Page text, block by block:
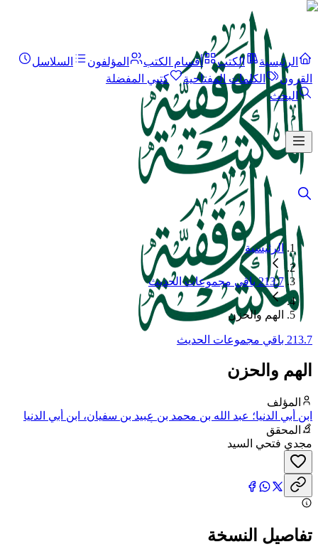
الرئيسية الكتب أقسام الكتب المؤلفون
السلاسل
القرون
الكلمات المفتاحية
كتبي المفضلة
البحث
الرئيسية
213.7 باقي مجموعات الحديث
الهم والحزن
213.7 باقي مجموعات الحديث
الهم والحزن
المؤلف
ابن أبي الدنيا؛ عبد الله بن محمد بن عبيد بن سفيان، ابن أبي الدنيا
القرشي الأموي، مولاهم، البغدادي، أبو بكر
المحقق
مجدي فتحي السيد
تفاصيل النسخة